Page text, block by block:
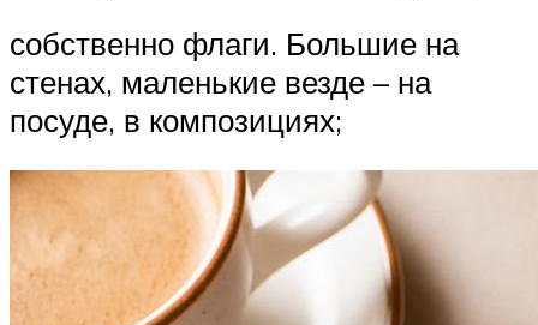
собственно флаги. Большие на
стенах, маленькие везде – на
посуде, в композициях;